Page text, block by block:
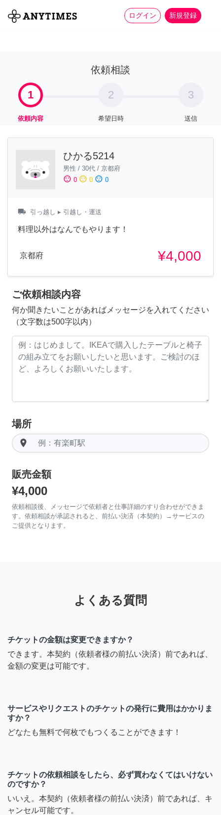
ログイン 新規登録
全て 家事 more_horiz
依頼相談
1
依頼内容
2
希望日時
3
送信
ひかる5214
男性 / 30代 / 京都府
sentiment_satisfied 0 sentiment_neutral 0 sentiment_dissatisfied 0
local_shipping 引っ越し ▸ 引越し・運送
料理以外はなんでもやります！
京都府 ¥4,000
ご依頼相談内容
何か聞きたいことがあればメッセージを入れてください
（文字数は500字以内）
場所
room
販売金額
¥4,000
依頼相談後、メッセージで依頼者と仕事詳細のすり合わせができま
す。依頼相談が承認されると、前払い決済（本契約）→サービスの
ご提供となります。
よくある質問
チケットの金額は変更できますか？
できます。本契約（依頼者様の前払い決済）前であれば、
金額の変更は可能です。
サービスやリクエストのチケットの発行に費用はかかりま
すか？
どなたも無料で何枚でもつくることができます！
チケットの依頼相談をしたら、必ず買わなくてはいけない
のですか？
いいえ。本契約（依頼者様の前払い決済）前であれば、キ
ャンセル可能です。